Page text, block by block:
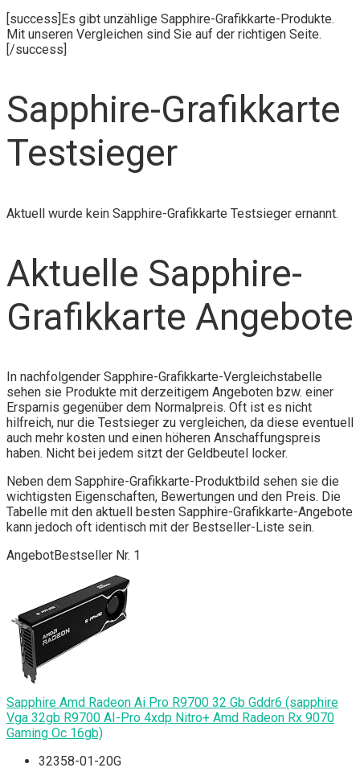
[success]Es gibt unzählige Sapphire-Grafikkarte-Produkte.
Mit unseren Vergleichen sind Sie auf der richtigen Seite.
[/success]
Sapphire-Grafikkarte
Testsieger
Aktuell wurde kein Sapphire-Grafikkarte Testsieger ernannt.
Aktuelle Sapphire-
Grafikkarte Angebote
In nachfolgender Sapphire-Grafikkarte-Vergleichstabelle
sehen sie Produkte mit derzeitigem Angeboten bzw. einer
Ersparnis gegenüber dem Normalpreis. Oft ist es nicht
hilfreich, nur die Testsieger zu vergleichen, da diese eventuell
auch mehr kosten und einen höheren Anschaffungspreis
haben. Nicht bei jedem sitzt der Geldbeutel locker.
Neben dem Sapphire-Grafikkarte-Produktbild sehen sie die
wichtigsten Eigenschaften, Bewertungen und den Preis. Die
Tabelle mit den aktuell besten Sapphire-Grafikkarte-Angebote
kann jedoch oft identisch mit der Bestseller-Liste sein.
AngebotBestseller Nr. 1
Sapphire Amd Radeon Ai Pro R9700 32 Gb Gddr6 (sapphire
Vga 32gb R9700 AI-Pro 4xdp Nitro+ Amd Radeon Rx 9070
Gaming Oc 16gb)
32358-01-20G